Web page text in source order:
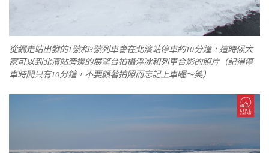
從網走站出發的1號和3號列車會在北濱站停車約10分鐘，這時候大
家可以到北濱站旁邊的展望台拍攝浮冰和列車合影的照片（記得停
車時間只有10分鐘，不要顧著拍照而忘記上車喔～笑）